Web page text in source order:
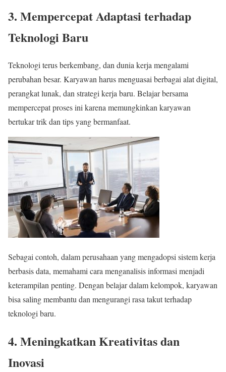
3. Mempercepat Adaptasi terhadap
Teknologi Baru
Teknologi terus berkembang, dan dunia kerja mengalami
perubahan besar. Karyawan harus menguasai berbagai alat digital,
perangkat lunak, dan strategi kerja baru. Belajar bersama
mempercepat proses ini karena memungkinkan karyawan
bertukar trik dan tips yang bermanfaat.
Sebagai contoh, dalam perusahaan yang mengadopsi sistem kerja
berbasis data, memahami cara menganalisis informasi menjadi
keterampilan penting. Dengan belajar dalam kelompok, karyawan
bisa saling membantu dan mengurangi rasa takut terhadap
teknologi baru.
4. Meningkatkan Kreativitas dan
Inovasi